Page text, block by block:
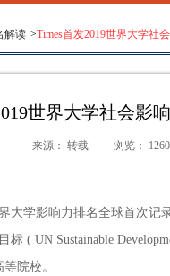
解读 >Times首发2019世界大学社
世界大学社会影
来源： 转载 浏览：
大学影响力排名全球首次
标 ( UN Sustainable
等院校。